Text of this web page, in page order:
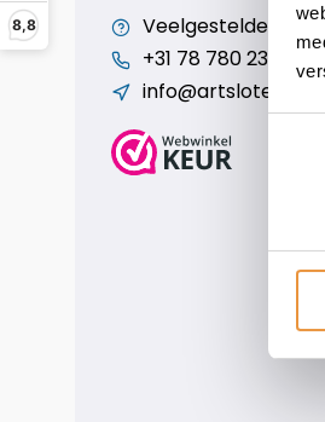
8,8
Veelgestelde
+31 78 780 2330
info@artsloten.nl